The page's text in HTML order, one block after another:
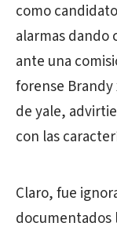
como
alarmas dando
ante una
forense
de yale,
con las
Claro, fue